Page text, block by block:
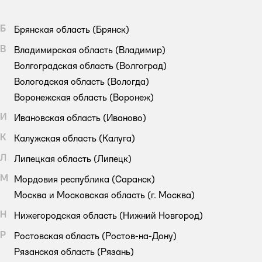
Б Брянская область (Брянск)
В
Владимирская область (Владимир)
Волгоградская область (Волгоград)
Вологодская область (Вологда)
Воронежская область (Воронеж)
И
Ивановская область (Иваново)
К
Калужская область (Калуга)
Л
Липецкая область (Липецк)
М
Мордовия республика (Саранск)
Москва и Московская область (г. Москва)
Н
Нижегородская область (Нижний Новгород)
Р
Ростовская область (Ростов-на-Дону)
Рязанская область (Рязань)